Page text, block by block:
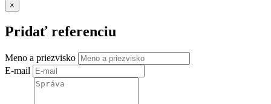
×
Pridať referenciu
Meno a priezvisko
E-mail